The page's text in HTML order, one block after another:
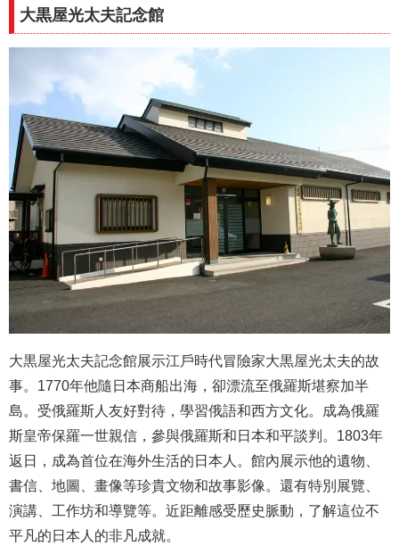
大黒屋光太夫記念館
大黒屋光太夫記念館展示江戶時代冒險家大黒屋光太夫的故
事。1770年他隨日本商船出海，卻漂流至俄羅斯堪察加半
島。受俄羅斯人友好對待，學習俄語和西方文化。成為俄羅
斯皇帝保羅一世親信，參與俄羅斯和日本和平談判。1803年
返日，成為首位在海外生活的日本人。館內展示他的遺物、
書信、地圖、畫像等珍貴文物和故事影像。還有特別展覽、
演講、工作坊和導覽等。近距離感受歷史脈動，了解這位不
平凡的日本人的非凡成就。